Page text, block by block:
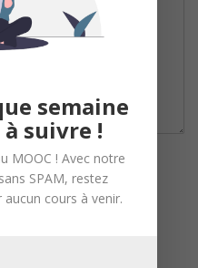
semaine
à suivre !
MOOC ! Avec notre
SPAM, restez
cours à venir.